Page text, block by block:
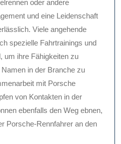
oder andere
und eine Leidenschaft
Viele angehende
spezielle Fahrtrainings und
um ihre Fähigkeiten zu
in der Branche zu
mit Porsche
von Kontakten in der
ebenfalls den Weg ebnen,
Porsche-Rennfahrer an den